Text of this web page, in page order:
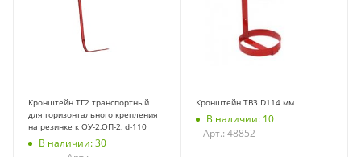
Кронштейн ТГ2 транспортный
для горизонтального крепления
на резинке к ОУ-2,ОП-2, d-110
В наличии: 30
Кронштейн ТВ3 D114 мм
В наличии: 10
Арт.: 48852